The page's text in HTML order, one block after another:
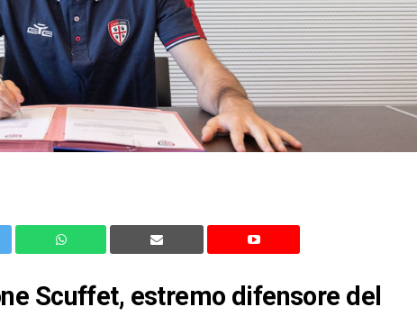
Scuffet, estremo difensore del